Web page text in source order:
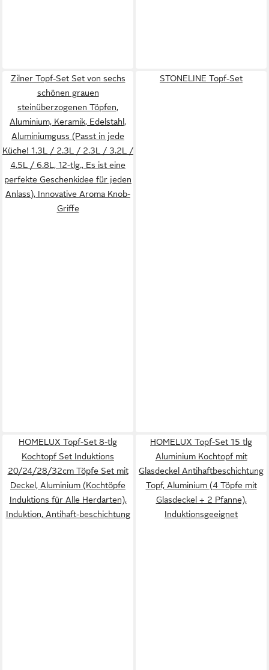
Zilner Topf-Set Set von sechs
schönen grauen
steinüberzogenen Töpfen,
Aluminium, Keramik, Edelstahl,
Aluminiumguss (Passt in jede
Küche! 1.3L / 2.3L / 2.3L / 3.2L /
4.5L / 6.8L, 12-tlg., Es ist eine
perfekte Geschenkidee für jeden
Anlass), Innovative Aroma Knob-
Griffe
STONELINE Topf-Set
HOMELUX Topf-Set 8-tlg
Kochtopf Set Induktions
20/24/28/32cm Töpfe Set mit
Deckel, Aluminium (Kochtöpfe
Induktions für Alle Herdarten),
Induktion, Antihaft-beschichtung
HOMELUX Topf-Set 15 tlg
Aluminium Kochtopf mit
Glasdeckel Antihaftbeschichtung
Topf, Aluminium (4 Töpfe mit
Glasdeckel + 2 Pfanne),
Induktionsgeeignet